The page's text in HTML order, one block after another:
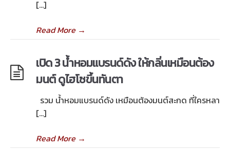
[…]
Read More→
เปิด 3 น้ำหอมแบรนด์ดัง ให้กลิ่นเหมือนต้อง
มนต์ ดูไฮโซขึ้นทันตา
รวม น้ำหอมแบรนด์ดัง เหมือนต้องมนต์สะกด ที่ใครหลา
[…]
Read More→